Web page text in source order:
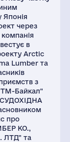
Японія
через
компанія
в
Arctic
Lumber та
з
Байкал"
СУДОХІДНА
про
КО.,
та